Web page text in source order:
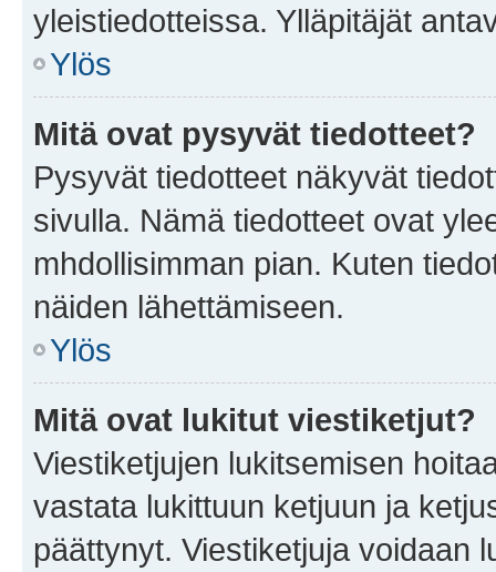
yleistiedotteissa. Ylläpitäjät
Ylös
Mitä ovat pysyvät tiedotteet?
Pysyvät tiedotteet näkyvät
sivulla. Nämä tiedotteet ovat
mhdollisimman pian. Kuten
näiden lähettämiseen.
Ylös
Mitä ovat lukitut viestiketjut?
Viestiketjujen lukitsemisen
vastata lukittuun ketjuun ja
päättynyt. Viestiketjuja voidaan